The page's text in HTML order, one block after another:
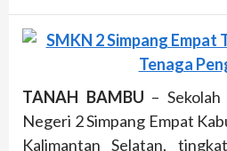
TANAH BAMBU –
Negeri 2 Simpang Empat
Kalimantan Selatan,